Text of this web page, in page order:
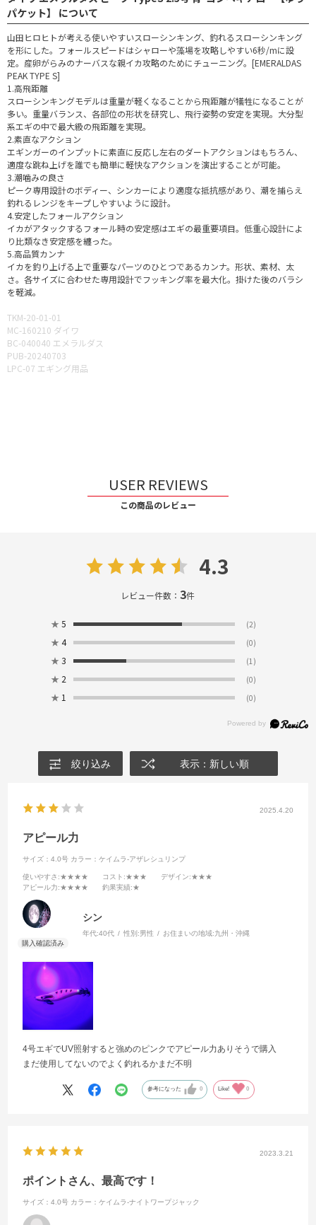
パケット】 について
山田ヒロヒトが考える使いやすいスローシンキング、釣れるスローシンキング
を形にした。フォールスピードはシャローや藻場を攻略しやすい6秒/mに設
定。産卵がらみのナーバスな親イカ攻略のためにチューニング。[EMERALDAS
PEAK TYPE S]
1.高飛距離
スローシンキングモデルは重量が軽くなることから飛距離が犠牲になることが
多い。重量バランス、各部位の形状を研究し、飛行姿勢の安定を実現。大分型
系エギの中で最大級の飛距離を実現。
2.素直なアクション
エギンガーのインプットに素直に反応し左右のダートアクションはもちろん、
適度な跳ね上げを誰でも簡単に軽快なアクションを演出することが可能。
3.潮噛みの良さ
ピーク専用設計のボディー、シンカーにより適度な抵抗感があり、潮を捕らえ
釣れるレンジをキープしやすいように設計。
4.安定したフォールアクション
イカがアタックするフォール時の安定感はエギの最重要項目。低重心設計によ
り比類なき安定感を纏った。
5.高品質カンナ
イカを釣り上げる上で重要なパーツのひとつであるカンナ。形状、素材、太
さ。各サイズに合わせた専用設計でフッキング率を最大化。掛けた後のバラシ
を軽減。
TKM-20-01-01
MC-160210 ダイワ
BC-040040 エメラルダス
PUB-20240703
LPC-07 エギング用品
USER REVIEWS
この商品のレビュー
4.3
レビュー件数：3件
★ 5 (2)
★ 4 (0)
★ 3 (1)
★ 2 (0)
★ 1 (0)
絞り込み 表示：新しい順
2025.4.20
アピール力
サイズ：4.0号 カラー：ケイムラ-アザレシュリンプ
使いやすさ :★★★★ コスト :★★★ デザイン:★★★
アピール力:★★★★ 釣果実績:★
シン
年代:40代 性別:男性 お住まいの地域:九州・沖縄
4号エギでUV照射すると強めのピンクでアピール力ありそうで購入
まだ使用してないのでよく釣れるかまだ不明
参考になった 0 Like! 0
2023.3.21
ポイントさん、最高です！
サイズ：4.0号 カラー：ケイムラ-ナイトワープジャック